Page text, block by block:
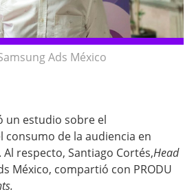
Ads México
un estudio sobre el
de la audiencia en
Al respecto, Santiago Cortés,Head
México, compartió con PRODU